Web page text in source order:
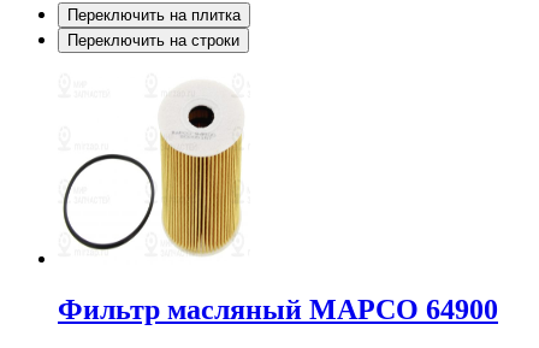
Переключить на плитка
Переключить на строки
Фильтр масляный MAPCO 64900